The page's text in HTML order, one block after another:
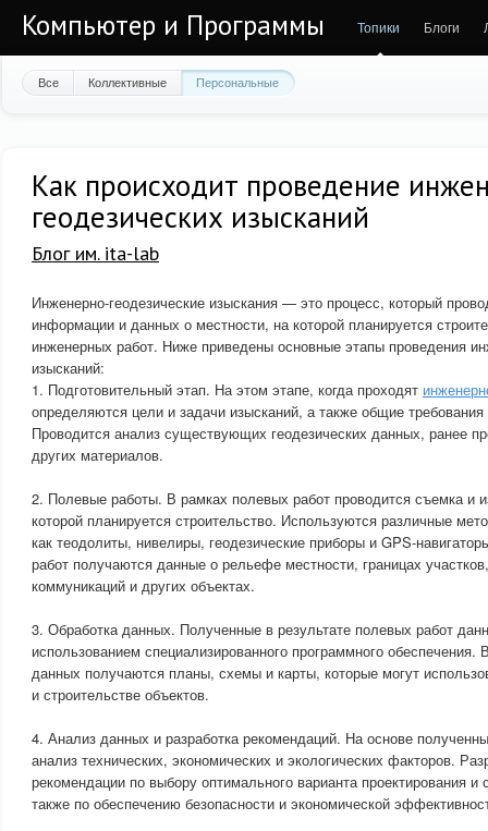
Компьютер и Программы Топики Блоги
Все Коллективные Персональные
Как происходит проведение
геодезических изысканий
Блог им. ita-lab
Инженерно-геодезические изыскания — это процесс, который
информации и данных о местности, на которой планируется
инженерных работ. Ниже приведены основные этапы проведения
изысканий:
1. Подготовительный этап. На этом этапе, когда проходят
определяются цели и задачи изысканий, а также общие
Проводится анализ существующих геодезических данных, ранее
других материалов.
2. Полевые работы. В рамках полевых работ проводится съемка и
которой планируется строительство. Используются различные
как теодолиты, нивелиры, геодезические приборы и GPS-
работ получаются данные о рельефе местности, границах
коммуникаций и других объектах.
3. Обработка данных. Полученные в результате полевых работ
использованием специализированного программного обеспечения.
данных получаются планы, схемы и карты, которые могут
и строительстве объектов.
4. Анализ данных и разработка рекомендаций. На основе
анализ технических, экономических и экологических факторов.
рекомендации по выбору оптимального варианта проектирования и
также по обеспечению безопасности и экономической